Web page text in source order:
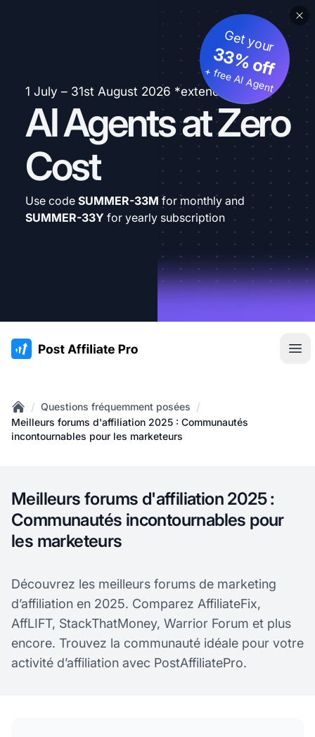
1 July – 31st August 2026 *extended
AI Agents at Zero
Cost
Get your
33% off
+ free AI Agent
Use code SUMMER-33M for monthly and
SUMMER-33Y for yearly subscription
:site.title
Home
/ Questions fréquemment posées /
Meilleurs forums d'affiliation 2025 : Communautés
incontournables pour les marketeurs
Meilleurs forums d'affiliation 2025 :
Communautés incontournables pour
les marketeurs
Découvrez les meilleurs forums de marketing
d’affiliation en 2025. Comparez AffiliateFix,
AffLIFT, StackThatMoney, Warrior Forum et plus
encore. Trouvez la communauté idéale pour votre
activité d’affiliation avec PostAffiliatePro.